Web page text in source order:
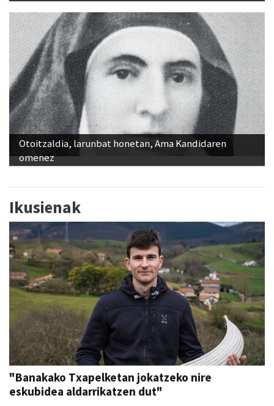
Otoitzaldia, larunbat honetan, Ama Kandidaren
omenez
Ikusienak
"Banakako Txapelketan jokatzeko nire
eskubidea aldarrikatzen dut"